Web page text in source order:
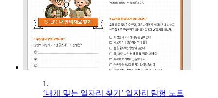
1.
‘내게 맞는 일자리 찾기’ 일자리 탐험 노트